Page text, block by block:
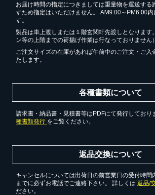
お届け時間の指定につきましては重量物を運送する
すため指定はいただけません。 AM9:00～PM6:00内
す。
製品は車上渡しまたは１階玄関軒先渡しとなります
ン等の上階までの荷揚げ作業は行なっておりません）
ご注文サイズの在庫があれば午前中のご注文・ご入
たします。
各種書類について
請求書・納品書・見積書等はPDFにて発行しており
種書類発行 をご覧ください。
返品交換について
キャンセルについては出荷日の前営業日の受付時間
までに必ずお電話でご連絡下さい。 詳しくは 返品/
ださい。